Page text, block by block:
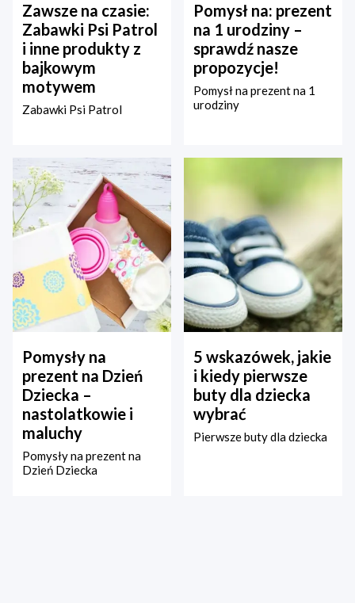
Zawsze na czasie:
Zabawki Psi Patrol
i inne produkty z
bajkowym
motywem
Zabawki Psi Patrol
Pomysł na: prezent
na 1 urodziny –
sprawdź nasze
propozycje!
Pomysł na prezent na 1
urodziny
Pomysły na
prezent na Dzień
Dziecka –
nastolatkowie i
maluchy
Pomysły na prezent na
Dzień Dziecka
5 wskazówek, jakie
i kiedy pierwsze
buty dla dziecka
wybrać
Pierwsze buty dla dziecka